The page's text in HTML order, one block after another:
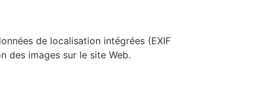
de localisation intégrées (EXIF
des images sur le site Web.